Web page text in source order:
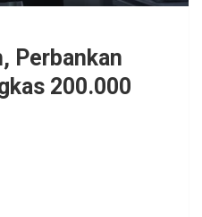
Perbankan
200.000